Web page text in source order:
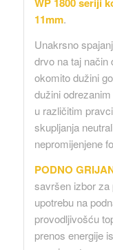
11mm.
Unakrsno
drvo na taj način
okomito dužini
dužini
u različitim
skupljanja
nepromijenjene
PODNO
savršen izbor za
upotrebu na
provodljivošću
prenos energije